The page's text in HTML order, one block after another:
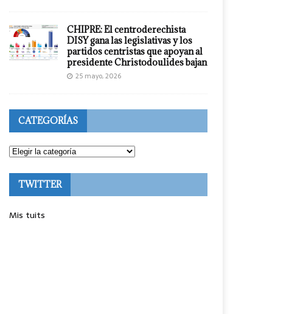
CHIPRE: El centroderechista
DISY gana las legislativas y los
partidos centristas que apoyan al
presidente Christodoulides bajan
25 mayo, 2026
CATEGORÍAS
TWITTER
Mis tuits